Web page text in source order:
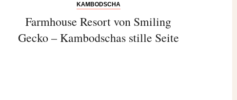
KAMBODSCHA
Farmhouse Resort von Smiling
Gecko – Kambodschas stille Seite